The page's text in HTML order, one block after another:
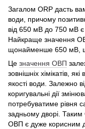
Загалом ORP дасть
води, причому
від 650 мВ до 750 мВ є
Найкраще значення
щонайменше 650 мВ,
Це значення ОВП
зовнішніх хімікатів,
якості води. Залежно
коригувальні дії
потребуватиме рівня
задньому дворі. Таким
ОВП є дуже корисним